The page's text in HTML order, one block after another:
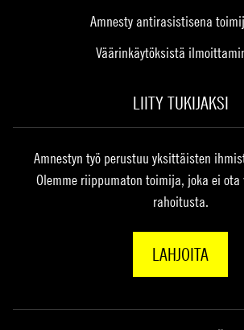
Amnesty antirasistisena
Väärinkäytöksistä
LIITY TUKIJAKSI
Amnestyn työ perustuu yksittäisten
Olemme riippumaton toimija, joka ei
rahoitusta.
LAHJOITA